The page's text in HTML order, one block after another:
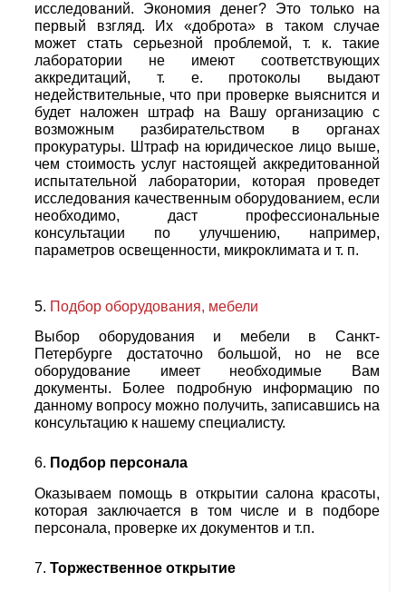
исследований. Экономия денег? Это только на
первый взгляд. Их «доброта» в таком случае
может стать серьезной проблемой, т. к. такие
лаборатории не имеют соответствующих
аккредитаций, т. е. протоколы выдают
недействительные, что при проверке выяснится и
будет наложен штраф на Вашу организацию с
возможным разбирательством в органах
прокуратуры. Штраф на юридическое лицо выше,
чем стоимость услуг настоящей аккредитованной
испытательной лаборатории, которая проведет
исследования качественным оборудованием, если
необходимо, даст профессиональные
консультации по улучшению, например,
параметров освещенности, микроклимата и т. п.
Подбор оборудования, мебели
Выбор оборудования и мебели в Санкт-
Петербурге достаточно большой, но не все
оборудование имеет необходимые Вам
документы. Более подробную информацию по
данному вопросу можно получить, записавшись на
консультацию к нашему специалисту.
Подбор персонала
Оказываем помощь в открытии салона красоты,
которая заключается в том числе и в подборе
персонала, проверке их документов и т.п.
Торжественное открытие